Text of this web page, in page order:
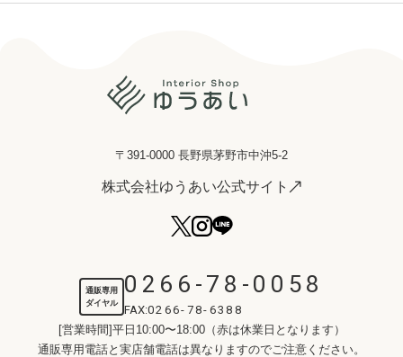
〒391-0000 長野県茅野市中沖5-2
株式会社ゆうあい公式サイト
通販専用
ダイヤル
0266-78-0058
FAX:0266-78-6388
[営業時間]平日10:00〜18:00（赤は休業日となります）
通販専用電話と実店舗電話は異なりますのでご注意ください。